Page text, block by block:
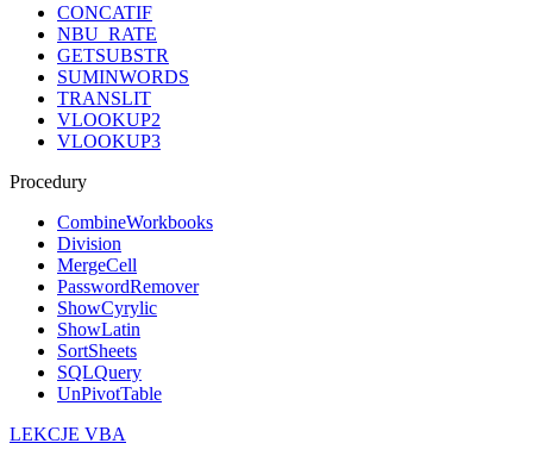
CONCATIF
NBU_RATE
GETSUBSTR
SUMINWORDS
TRANSLIT
VLOOKUP2
VLOOKUP3
Procedury
CombineWorkbooks
Division
MergeCell
PasswordRemover
ShowCyrylic
ShowLatin
SortSheets
SQLQuery
UnPivotTable
LEKCJE VBA